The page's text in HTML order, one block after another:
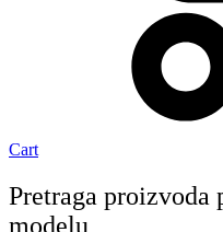
Cart
Pretraga
modelu